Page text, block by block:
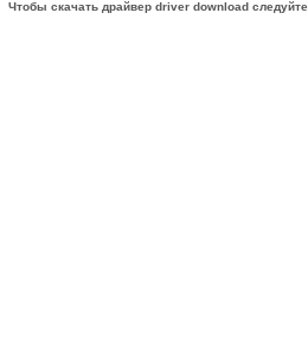
Чтобы скачать драйвер driver download